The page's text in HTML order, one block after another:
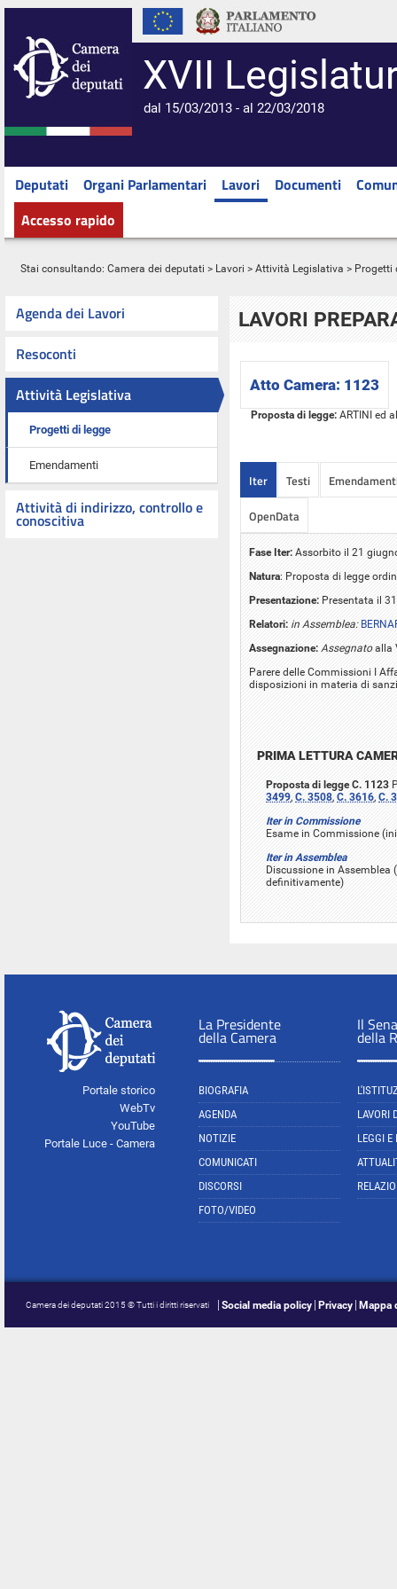
XVII
dal 15/03/2013 - al 22/03/2018
Deputati Organi Parlamentari Lavori Documenti
Accesso rapido
Stai consultando: Camera dei deputati > Lavori > Attività Legislativa > Progetti
Agenda dei Lavori
Resoconti
Attività Legislativa
Progetti di legge
Emendamenti
Attività di indirizzo, controllo e
conoscitiva
LAVORI
Atto Camera: 1123
Proposta di legge:ARTINI ed
Iter Testi
OpenData
Fase Iter: Assorbito il 21
Natura: Proposta di legge
Presentazione: Presentata il
Relatori: in Assemblea:
Assegnazione: Assegnatoalla
Parere delle Commissioni I
disposizioni in materia di
PRIMA LETTURA
Proposta di legge C. 1123
3499, C. 3508, C. 3616, C.
Iter in Commissione
Esame in Commissione
Iter in Assemblea
Discussione in
definitivamente)
Portale storico
WebTv
YouTube
Portale Luce - Camera
La Presidente
della Camera
BIOGRAFIA
AGENDA
NOTIZIE
COMUNICATI
DISCORSI
FOTO/VIDEO
Il
della
LAVORI
LEGGI E
Camera dei deputati 2015 © Tutti i diritti riservati Social media policy Privacy Mappa